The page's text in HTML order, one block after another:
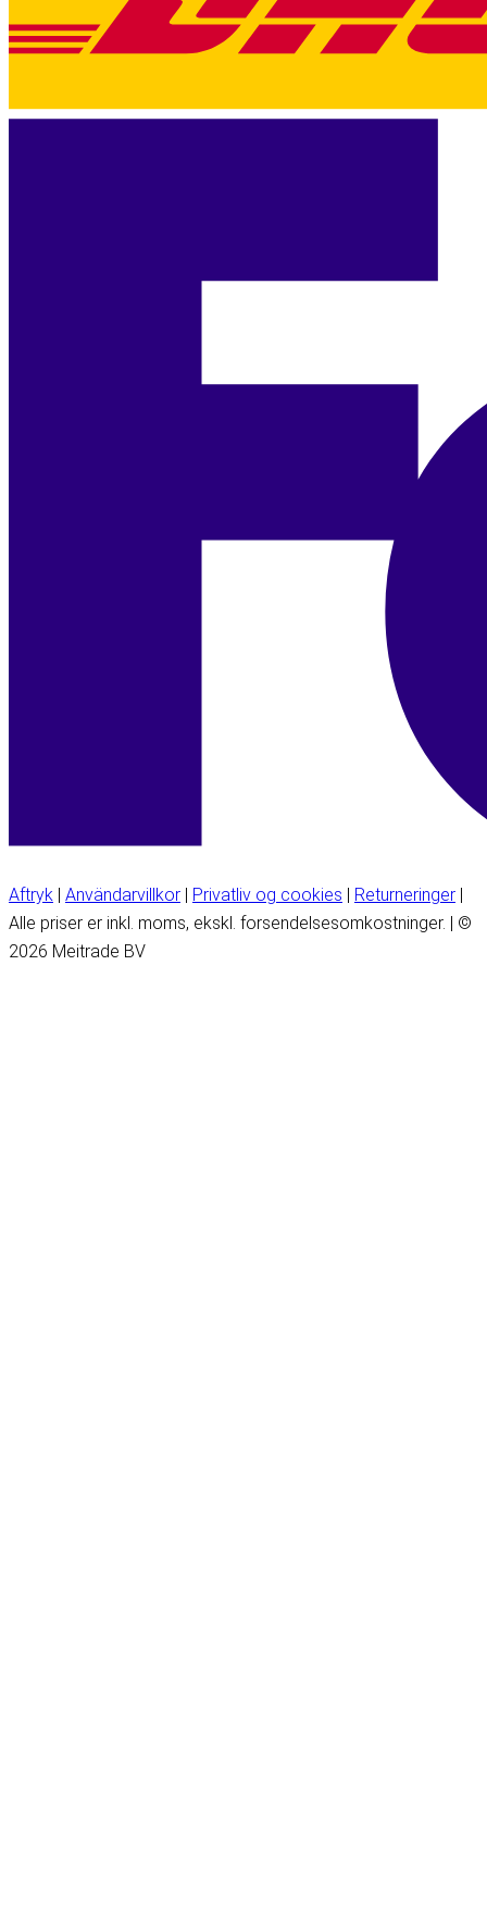
Aftryk | Användarvillkor | Privatliv og cookies | Returneringer |
Alle priser er inkl. moms, ekskl. forsendelsesomkostninger. | ©
2026 Meitrade BV